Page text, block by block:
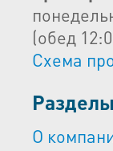
(обед
Схема
О